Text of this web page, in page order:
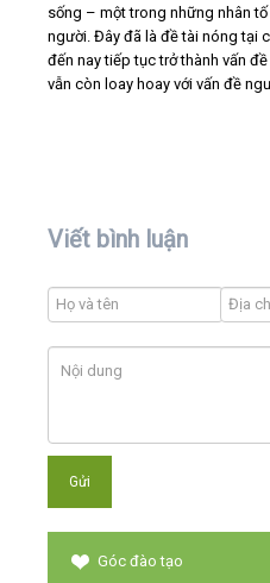
sống – một trong những nhân
người. Đây đã là đề tài nóng tại
đến nay tiếp tục trở thành vấn
vẫn còn loay hoay với vấn đề
Viết bình luận
Góc đào tạo